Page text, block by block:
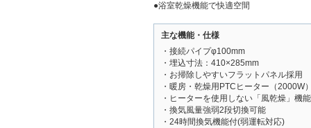
●浴室乾燥機能で快適空間
主な機能・仕様
・接続パイプφ100mm
・埋込寸法：410×285mm
・お掃除しやすいフラットパネル採用
・暖房・乾燥用PTCヒーター（2000W
・ヒーターを使用しない「風乾燥」機
・換気風量強弱2段切換可能
・24時間換気機能付(弱運転対応)